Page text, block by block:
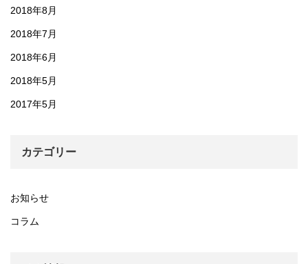
2018年8月
2018年7月
2018年6月
2018年5月
2017年5月
カテゴリー
お知らせ
コラム